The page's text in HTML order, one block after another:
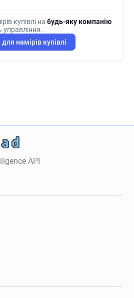
купівлі на будь-яку компанію
управління.
намірів купівлі
API